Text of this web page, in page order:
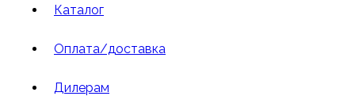
Каталог
Оплата/доставка
Дилерам